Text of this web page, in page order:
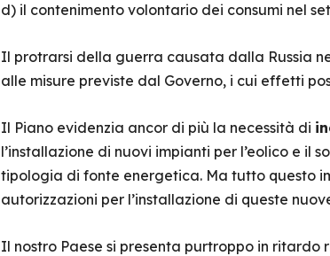
d) il contenimento volontario dei consumi nel
Il protrarsi della guerra causata dalla Russia
alle misure previste dal Governo, i cui effetti
Il Piano evidenzia ancor di più la necessità di
l’installazione di nuovi impianti per l’eolico e il
tipologia di fonte energetica. Ma tutto questo
autorizzazioni per l’installazione di queste
Il nostro Paese si presenta purtroppo in